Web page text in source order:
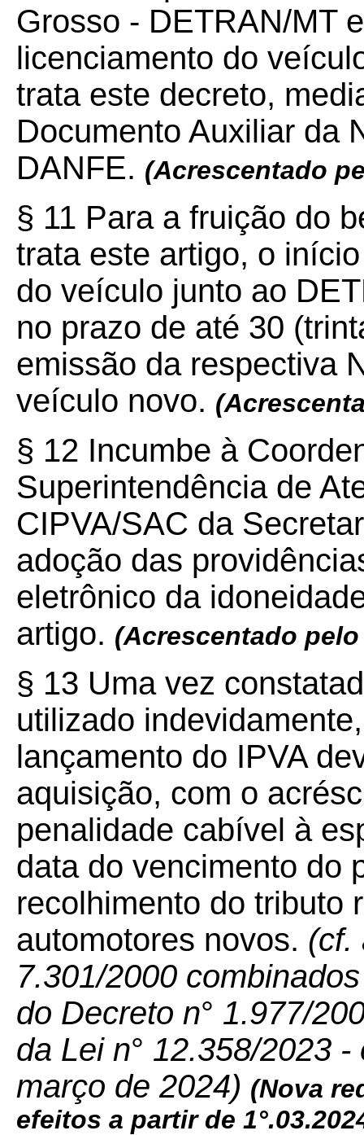
Grosso - DETRAN/MT
licenciamento do
trata este decreto,
Documento Auxiliar da
DANFE. (Acrescentado
§ 11 Para a fruição do
trata este artigo, o
do veículo junto ao
no prazo de até 30
emissão da respectiva
veículo novo.
§ 12 Incumbe à
Superintendência de
CIPVA/SAC da
adoção das
eletrônico da
artigo. (Acrescentado pelo
§ 13 Uma vez
utilizado
lançamento do IPVA
aquisição, com o
penalidade cabível à
data do vencimento do
recolhimento do tributo
automotores novos. (cf.
7.301/2000
do Decreto n° 1.977/
da Lei n° 12.358/2023 -
março de 2024) (Nova
efeitos a partir de